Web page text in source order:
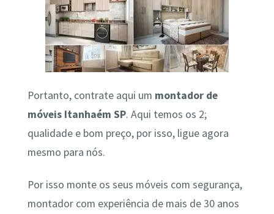
Portanto, contrate aqui um montador de
móveis Itanhaém SP. Aqui temos os 2;
qualidade e bom preço, por isso, ligue agora
mesmo para nós.
Por isso monte os seus móveis com segurança,
montador com experiência de mais de 30 anos